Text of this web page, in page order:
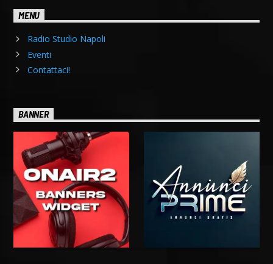
MENU
Radio Studio Napoli
Eventi
Contattaci!
BANNER